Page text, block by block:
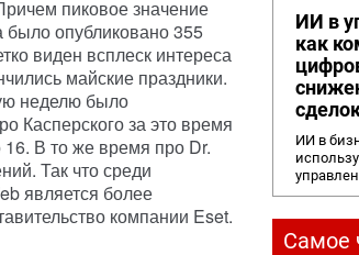
пиковое значение
было опубликовано 355
виден всплеск интереса
майские праздники.
неделю было
Касперского за это время
В то же время про Dr.
Так что среди
является более
компании Eset.
ИИ в
как
ИИ в
Самое